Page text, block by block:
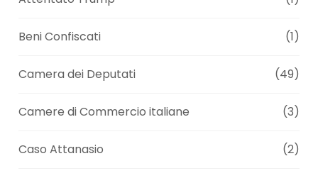
Beni Confiscati (1)
Camera dei Deputati (49)
Camere di Commercio italiane (3)
Caso Attanasio (2)